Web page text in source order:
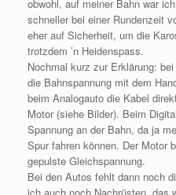
obwohl, auf meiner Bahn war
schneller bei einer Rundenzeit
eher auf Sicherheit, um die
trotzdem ’n Heidenspass.
Nochmal kurz zur Erklärung:
die Bahnspannung mit dem
beim Analogauto die Kabel
Motor (siehe Bilder). Beim
Spannung an der Bahn, da ja
Spur fahren können. Der Motor
gepulste Gleichspannung.
Bei den Autos fehlt dann noch